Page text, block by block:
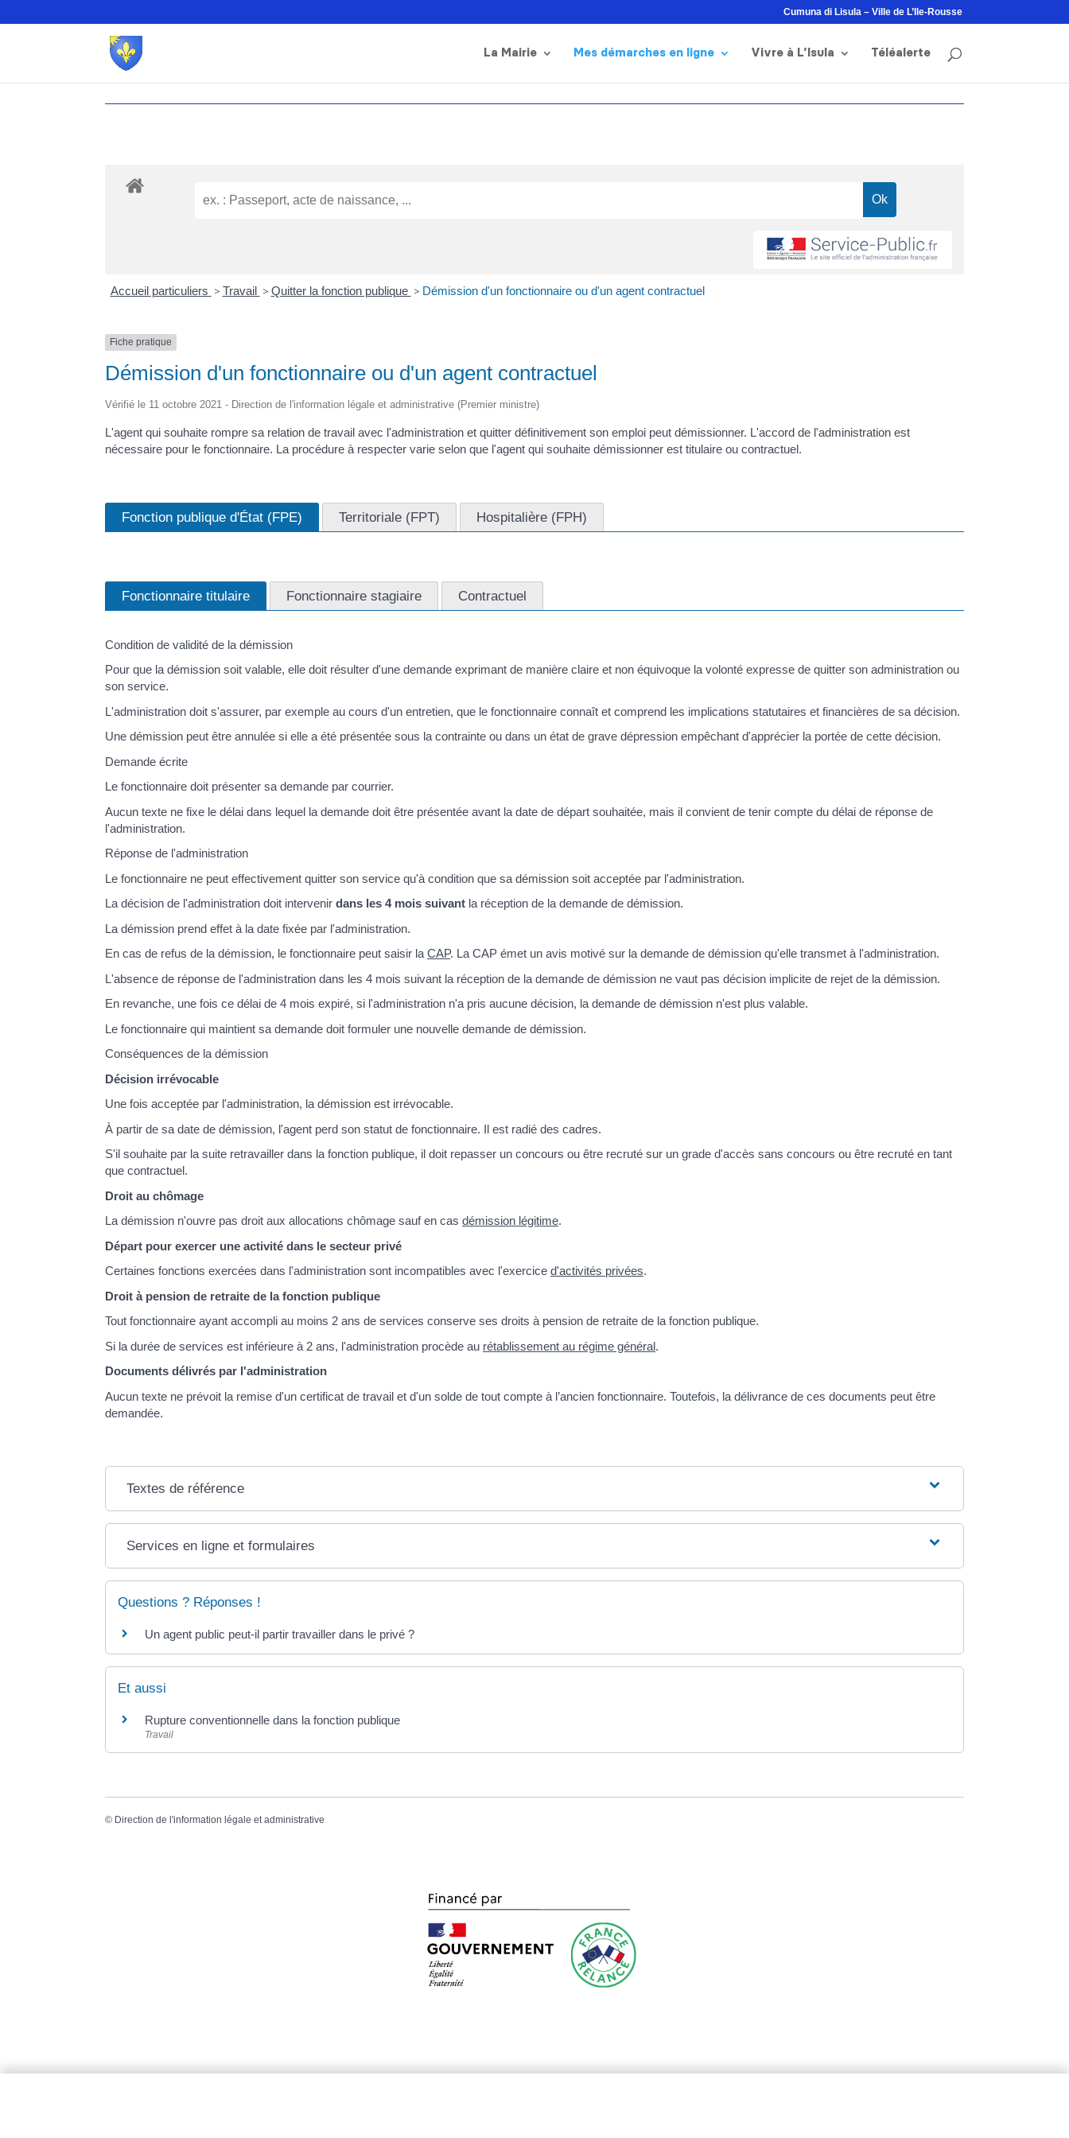
Cumuna di Lisula – Ville de L’Ile-Rousse
La Mairie Mes démarches en ligne Vivre à L’Isula Téléalerte
Accueil particuliers > Travail > Quitter la fonction publique > Démission d'un fonctionnaire ou d'un agent contractuel
Fiche pratique
Démission d'un fonctionnaire ou d'un agent contractuel
Vérifié le 11 octobre 2021 - Direction de l'information légale et administrative (Premier ministre)
L'agent qui souhaite rompre sa relation de travail avec l'administration et quitter définitivement son emploi peut démissionner. L'accord de l'administration est
nécessaire pour le fonctionnaire. La procédure à respecter varie selon que l'agent qui souhaite démissionner est titulaire ou contractuel.
Fonction publique d'État (FPE) Territoriale (FPT) Hospitalière (FPH)
Fonctionnaire titulaire Fonctionnaire stagiaire Contractuel
Condition de validité de la démission
Pour que la démission soit valable, elle doit résulter d'une demande exprimant de manière claire et non équivoque la volonté expresse de quitter son administration ou
son service.
L'administration doit s'assurer, par exemple au cours d'un entretien, que le fonctionnaire connaît et comprend les implications statutaires et financières de sa décision.
Une démission peut être annulée si elle a été présentée sous la contrainte ou dans un état de grave dépression empêchant d'apprécier la portée de cette décision.
Demande écrite
Le fonctionnaire doit présenter sa demande par courrier.
Aucun texte ne fixe le délai dans lequel la demande doit être présentée avant la date de départ souhaitée, mais il convient de tenir compte du délai de réponse de
l'administration.
Réponse de l'administration
Le fonctionnaire ne peut effectivement quitter son service qu'à condition que sa démission soit acceptée par l'administration.
La décision de l'administration doit intervenir dans les 4 mois suivant la réception de la demande de démission.
La démission prend effet à la date fixée par l'administration.
En cas de refus de la démission, le fonctionnaire peut saisir la CAP. La CAP émet un avis motivé sur la demande de démission qu'elle transmet à l'administration.
L'absence de réponse de l'administration dans les 4 mois suivant la réception de la demande de démission ne vaut pas décision implicite de rejet de la démission.
En revanche, une fois ce délai de 4 mois expiré, si l'administration n'a pris aucune décision, la demande de démission n'est plus valable.
Le fonctionnaire qui maintient sa demande doit formuler une nouvelle demande de démission.
Conséquences de la démission
Décision irrévocable
Une fois acceptée par l'administration, la démission est irrévocable.
À partir de sa date de démission, l'agent perd son statut de fonctionnaire. Il est radié des cadres.
S'il souhaite par la suite retravailler dans la fonction publique, il doit repasser un concours ou être recruté sur un grade d'accès sans concours ou être recruté en tant
que contractuel.
Droit au chômage
La démission n'ouvre pas droit aux allocations chômage sauf en cas démission légitime.
Départ pour exercer une activité dans le secteur privé
Certaines fonctions exercées dans l'administration sont incompatibles avec l'exercice d'activités privées.
Droit à pension de retraite de la fonction publique
Tout fonctionnaire ayant accompli au moins 2 ans de services conserve ses droits à pension de retraite de la fonction publique.
Si la durée de services est inférieure à 2 ans, l'administration procède au rétablissement au régime général.
Documents délivrés par l'administration
Aucun texte ne prévoit la remise d'un certificat de travail et d'un solde de tout compte à l’ancien fonctionnaire. Toutefois, la délivrance de ces documents peut être
demandée.
Textes de référence
Services en ligne et formulaires
Questions ? Réponses !
Un agent public peut-il partir travailler dans le privé ?
Et aussi
Rupture conventionnelle dans la fonction publique
Travail
© Direction de l'information légale et administrative